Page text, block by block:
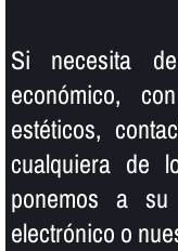
Si necesita
económico,
estéticos,
cualquiera de
ponemos a su
electrónico o